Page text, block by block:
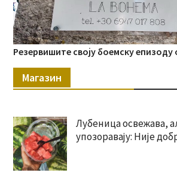
Резервишите своју боемску епизоду
Магазин
Лубеница освежава,
упозоравају: Није